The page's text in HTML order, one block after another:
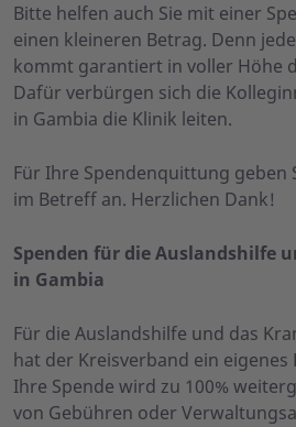
Bitte helfen auch Sie mit einer
einen kleineren Betrag. Denn
kommt garantiert in voller Höhe
Dafür verbürgen sich die
in Gambia die Klinik leiten.
Für Ihre Spendenquittung geben
im Betreff an. Herzlichen Dank!
Spenden für die Auslandshilfe
in Gambia
Für die Auslandshilfe und das
hat der Kreisverband ein
Ihre Spende wird zu 100%
von Gebühren oder